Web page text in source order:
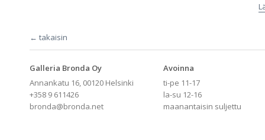
← takaisin
Galleria Bronda Oy
Annankatu 16, 00120 Helsinki
+358 9 611426
bronda@bronda.net
Avoinna
ti-pe 11-17
la-su 12-16
maanantaisin suljettu